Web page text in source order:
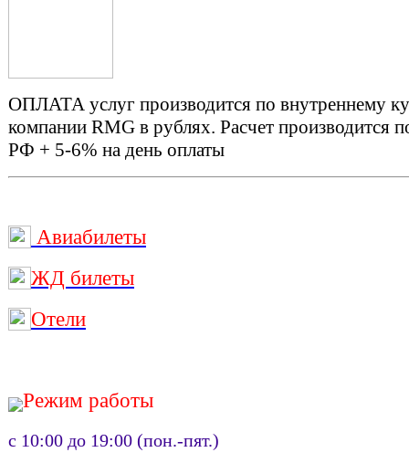
ОПЛАТА услуг производится по внутреннему
компании RMG в рублях. Расчет производится
РФ + 5-6% на день оплаты
Авиабилеты
ЖД билеты
Отели
Режим работы
с 10:00 до 19:00 (пон.-пят.)